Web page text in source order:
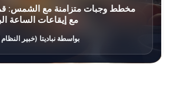
مخطط وجبات متزامنة مع الشمس: قم
مع إيقاعات الساعة
بواسطة نباديتا (خبير